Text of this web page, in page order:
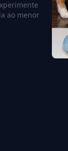
ao menor